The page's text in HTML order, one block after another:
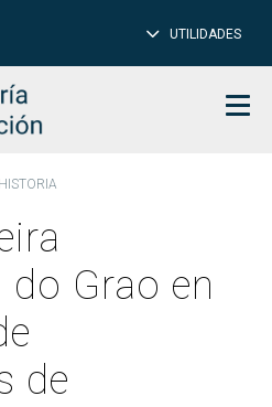
UTILIDADES
HISTORIA
Grao en
de